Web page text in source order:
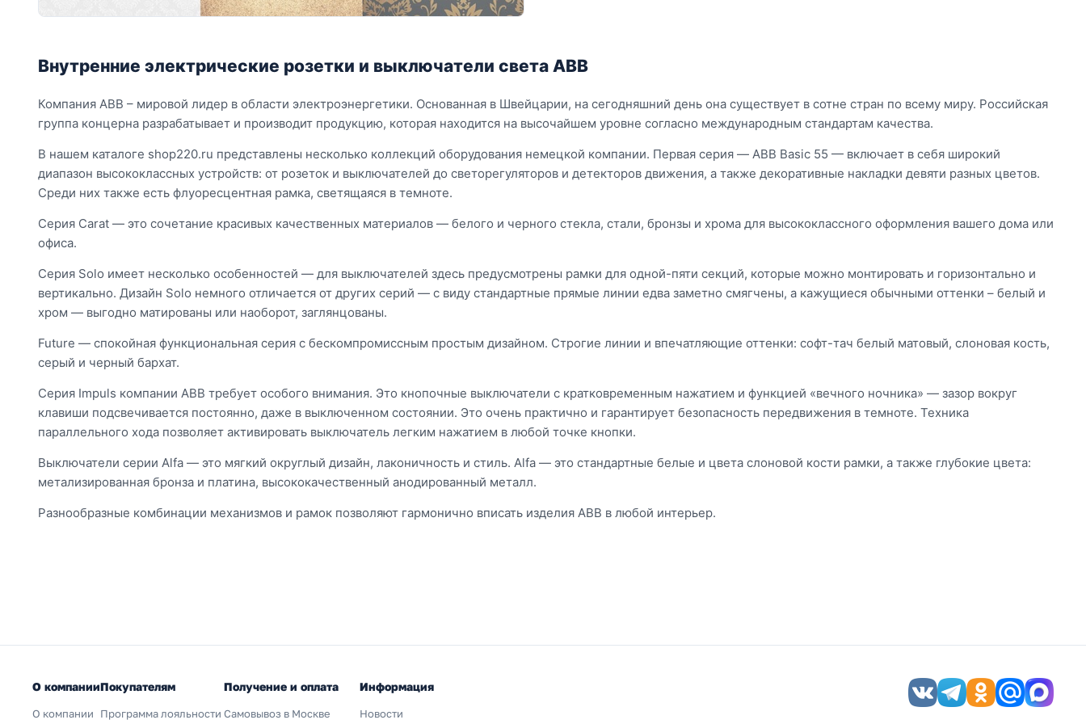
Внутренние электрические розетки и выключатели света АВВ
Компания ABB – мировой лидер в области электроэнергетики. Основанная в Швейцарии, на сегодняшний день она существует в сотне стран по всему миру. Российская
группа концерна разрабатывает и производит продукцию, которая находится на высочайшем уровне согласно международным стандартам качества.
В нашем каталоге shop220.ru представлены несколько коллекций оборудования немецкой компании. Первая серия — ABB Basic 55 — включает в себя широкий
диапазон высококлассных устройств: от розеток и выключателей до светорегуляторов и детекторов движения, а также декоративные накладки девяти разных цветов.
Среди них также есть флуоресцентная рамка, светящаяся в темноте.
Серия Carat — это сочетание красивых качественных материалов — белого и черного стекла, стали, бронзы и хрома для высококлассного оформления вашего дома или
офиса.
Серия Solo имеет несколько особенностей — для выключателей здесь предусмотрены рамки для одной-пяти секций, которые можно монтировать и горизонтально и
вертикально. Дизайн Solo немного отличается от других серий — с виду стандартные прямые линии едва заметно смягчены, а кажущиеся обычными оттенки – белый и
хром — выгодно матированы или наоборот, заглянцованы.
Future — спокойная функциональная серия с бескомпромиссным простым дизайном. Строгие линии и впечатляющие оттенки: софт-тач белый матовый, слоновая кость,
серый и черный бархат.
Серия Impuls компании ABB требует особого внимания. Это кнопочные выключатели с кратковременным нажатием и функцией «вечного ночника» — зазор вокруг
клавиши подсвечивается постоянно, даже в выключенном состоянии. Это очень практично и гарантирует безопасность передвижения в темноте. Техника
параллельного хода позволяет активировать выключатель легким нажатием в любой точке кнопки.
Выключатели серии Alfa — это мягкий округлый дизайн, лаконичность и стиль. Alfa — это стандартные белые и цвета слоновой кости рамки, а также глубокие цвета:
метализированная бронза и платина, высококачественный анодированный металл.
Разнообразные комбинации механизмов и рамок позволяют гармонично вписать изделия ABB в любой интерьер.
О компании
О компании
Покупателям
Программа лояльности
Получение и оплата
Самовывоз в Москве
Информация
Новости